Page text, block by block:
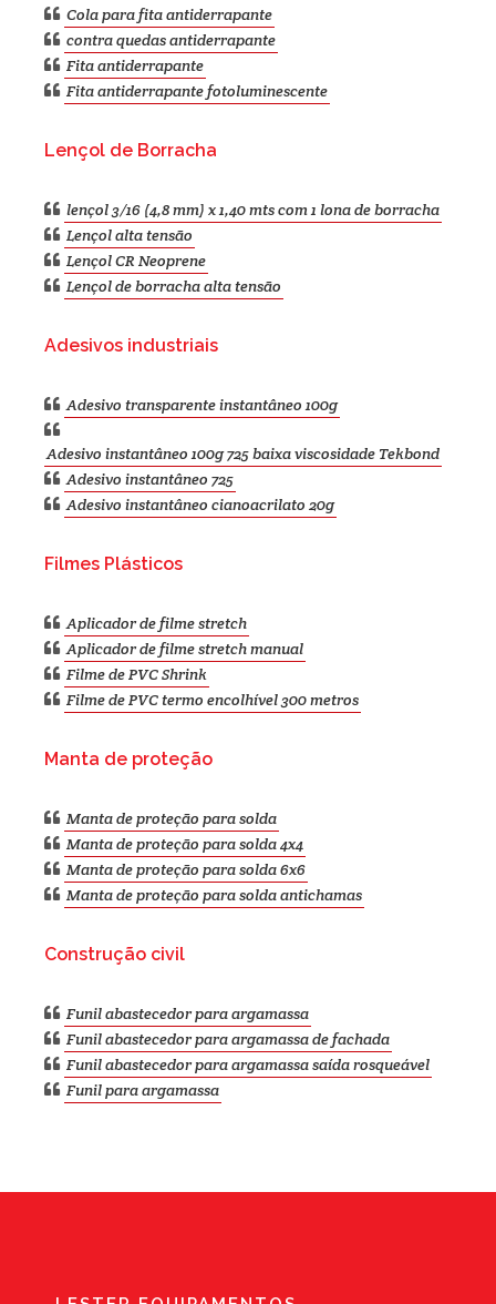
Cola para fita antiderrapante
contra quedas antiderrapante
Fita antiderrapante
Fita antiderrapante fotoluminescente
Lençol de Borracha
lençol 3/16 (4,8 mm) x 1,40 mts com 1 lona de borracha
Lençol alta tensão
Lençol CR Neoprene
Lençol de borracha alta tensão
Adesivos industriais
Adesivo transparente instantâneo 100g
Adesivo instantâneo 100g 725 baixa viscosidade Tekbond
Adesivo instantâneo 725
Adesivo instantâneo cianoacrilato 20g
Filmes Plásticos
Aplicador de filme stretch
Aplicador de filme stretch manual
Filme de PVC Shrink
Filme de PVC termo encolhível 300 metros
Manta de proteção
Manta de proteção para solda
Manta de proteção para solda 4x4
Manta de proteção para solda 6x6
Manta de proteção para solda antichamas
Construção civil
Funil abastecedor para argamassa
Funil abastecedor para argamassa de fachada
Funil abastecedor para argamassa saída rosqueável
Funil para argamassa